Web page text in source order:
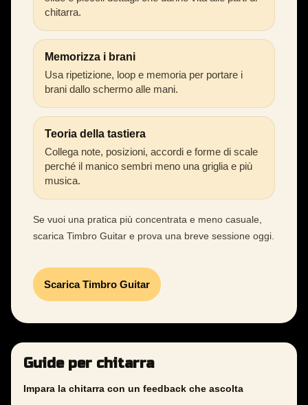
chitarra.
Memorizza i brani
Usa ripetizione, loop e memoria per portare i
brani dallo schermo alle mani.
Teoria della tastiera
Collega note, posizioni, accordi e forme di scale
perché il manico sembri meno una griglia e più
musica.
Se vuoi una pratica più concentrata e meno casuale,
scarica Timbro Guitar e prova una breve sessione oggi.
Scarica Timbro Guitar
Guide per chitarra
Impara la chitarra con un feedback che ascolta